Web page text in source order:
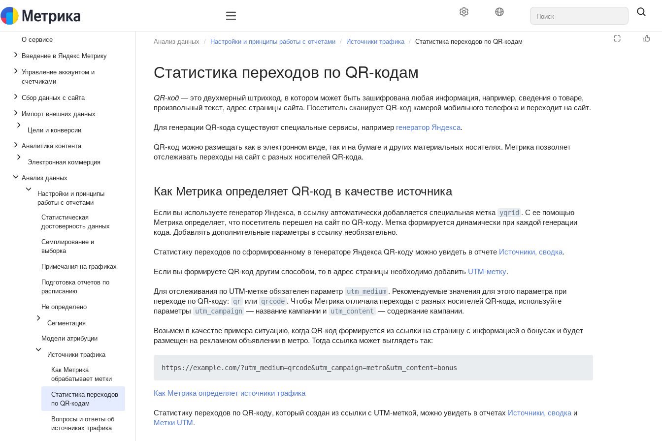
О сервисе
Введение в Яндекс Метрику
Управление аккаунтом и
счетчиками
Сбор данных с сайта
Импорт внешних данных
Цели и конверсии
Аналитика контента
Электронная коммерция
Анализ данных
Настройки и принципы
работы с отчетами
Статистическая
достоверность данных
Семплирование и
выборка
Примечания на графиках
Подготовка отчетов по
расписанию
Не определено
Сегментация
Модели атрибуции
Источники трафика
Как Метрика
обрабатывает метки
Статистика переходов
по QR-кодам
Вопросы и ответы об
источниках трафика
Анализ данных Настройки и принципы работы с отчетами Источники трафика Статистика переходов по QR-кодам
Статистика переходов по QR-кодам
QR-код— это двухмерный штрихкод, в котором может быть зашифрована любая информация, например, сведения о товаре,
произвольный текст, адрес страницы сайта. Посетитель сканирует QR-код камерой мобильного телефона и переходит на сайт.
Для генерации QR-кода существуют специальные сервисы, например генератор Яндекса.
QR-код можно размещать как в электронном виде, так и на бумаге и других материальных носителях. Метрика позволяет
отслеживать переходы на сайт с разных носителей QR-кода.
Как Метрика определяет QR-код в качестве источника
Если вы используете генератор Яндекса, в ссылку автоматически добавляется специальная метка yqrid . С ее помощью
Метрика определяет, что посетитель перешел на сайт по QR-коду. Метка формируется динамически при каждой генерации
кода. Добавлять дополнительные параметры в ссылку необязательно.
Статистику переходов по сформированному в генераторе Яндекса QR-коду можно увидеть в отчете Источники, сводка.
Если вы формируете QR-код другим способом, то в адрес страницы необходимо добавить UTM-метку.
Для отслеживания по UTM-метке обязателен параметр utm_medium . Рекомендуемые значения для этого параметра при
переходе по QR-коду:
qr или qrcode . Чтобы Метрика отличала переходы с разных носителей QR-кода, используйте
параметры
utm_campaign — название кампании и utm_content — содержание кампании.
Возьмем в качестве примера ситуацию, когда QR-код формируется из ссылки на страницу с информацией о бонусах и будет
размещен на рекламном объявлении в метро. Тогда ссылка может выглядеть так:
Как Метрика определяет источники трафика
Статистику переходов по QR-коду, который создан из ссылки с UTM-меткой, можно увидеть в отчетах Источники, сводка и
Метки UTM.